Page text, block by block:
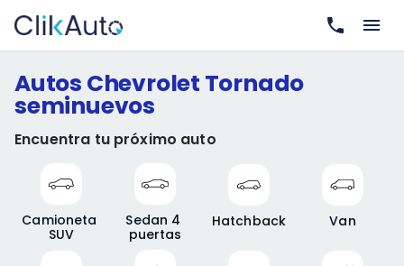
Autos Chevrolet Tornado
seminuevos
Encuentra tu próximo auto
Camioneta
SUV
Sedan 4
puertas
Hatchback Van